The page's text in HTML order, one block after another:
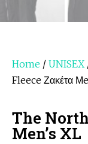
Home / UNISEX
Fleece Ζακέτα
The
Μen’s XL